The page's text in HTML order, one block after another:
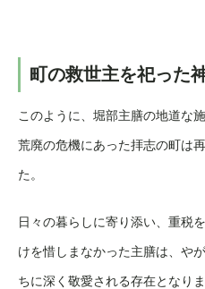
町の救世主を祀った
このように、堀部主膳の地道な
荒廃の危機にあった拝志の町は
た。
日々の暮らしに寄り添い、重税
けを惜しまなかった主膳は、や
ちに深く敬愛される存在となりま